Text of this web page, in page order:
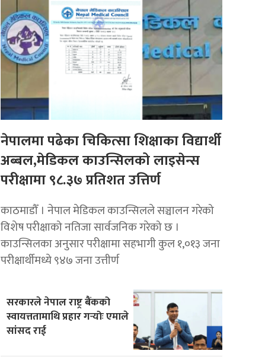
नेपालमा पढेका चिकित्सा शिक्षाका विद्यार्थी
अब्बल,मेडिकल काउन्सिलको लाइसेन्स
परीक्षामा ९८.३७ प्रतिशत उत्तिर्ण
काठमाडौँ । नेपाल मेडिकल काउन्सिलले सञ्चालन गरेको
विशेष परीक्षाको नतिजा सार्वजनिक गरेको छ ।
काउन्सिलका अनुसार परीक्षामा सहभागी कुल १,०१३ जना
परीक्षार्थीमध्ये ९४७ जना उत्तीर्ण
सरकारले नेपाल राष्ट्र बैंकको
स्वायत्ततामाथि प्रहार गर्‍योः एमाले
सांसद राई